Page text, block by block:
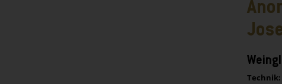
Technik: